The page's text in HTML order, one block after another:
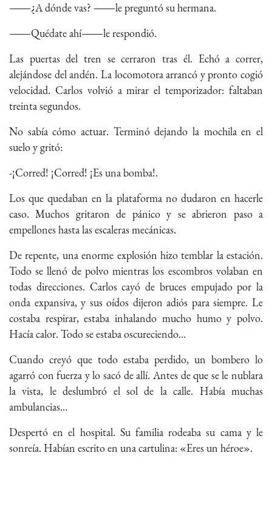
―¿A dónde vas? ―le preguntó su hermana.
―Quédate ahí―le respondió.
Las puertas del tren se cerraron tras él. Echó a correr,
alejándose del andén. La locomotora arrancó y pronto cogió
velocidad. Carlos volvió a mirar el temporizador: faltaban
treinta segundos.
No sabía cómo actuar. Terminó dejando la mochila en el
suelo y gritó:
-¡Corred! ¡Corred! ¡Es una bomba!.
Los que quedaban en la plataforma no dudaron en hacerle
caso. Muchos gritaron de pánico y se abrieron paso a
empellones hasta las escaleras mecánicas.
De repente, una enorme explosión hizo temblar la estación.
Todo se llenó de polvo mientras los escombros volaban en
todas direcciones. Carlos cayó de bruces empujado por la
onda expansiva, y sus oídos dijeron adiós para siempre. Le
costaba respirar, estaba inhalando mucho humo y polvo.
Hacía calor. Todo se estaba oscureciendo…
Cuando creyó que todo estaba perdido, un bombero lo
agarró con fuerza y lo sacó de allí. Antes de que se le nublara
la vista, le deslumbró el sol de la calle. Había muchas
ambulancias…
Despertó en el hospital. Su familia rodeaba su cama y le
sonreía. Habían escrito en una cartulina: «Eres un héroe».